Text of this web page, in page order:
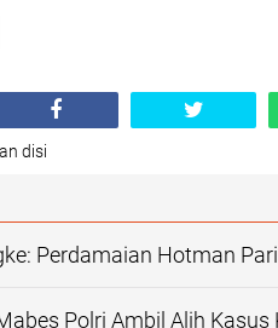
disi
Perdamaian Hotman
Polri Ambil Alih